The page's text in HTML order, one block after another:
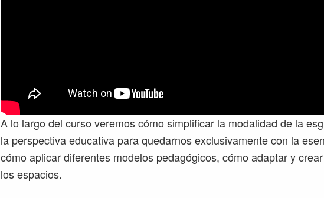
A lo largo del curso veremos cómo simplificar la modalidad de la
la perspectiva educativa para quedarnos exclusivamente con la
cómo aplicar diferentes modelos pedagógicos, cómo adaptar y
los espacios.